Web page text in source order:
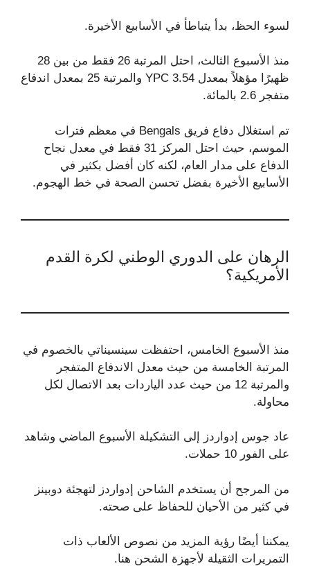
لسوء الحظ، بدأ يتباطأ في الأسابيع الأخيرة.
منذ الأسبوع الثالث، احتل المرتبة 26 فقط من بين 28
ظهيرًا مؤهلاً بمعدل 3.54 YPC والمرتبة 25 بمعدل اندفاع
متفجر 2.6 بالمائة.
تم استغلال دفاع فريق Bengals في معظم فترات
الموسم، حيث احتل المركز 31 فقط في معدل نجاح
الدفاع على مدار العام، لكنه كان أفضل بكثير في
الأسابيع الأخيرة بفضل تحسن الصحة في خط الهجوم.
الرهان على الدوري الوطني لكرة القدم
الأمريكية؟
منذ الأسبوع الخامس، احتفظت سينسيناتي بالخصوم في
المرتبة الخامسة من حيث معدل الاندفاع المتفجر
والمرتبة 12 من حيث عدد الياردات بعد الاتصال لكل
محاولة.
عاد جوس إدواردز إلى التشكيلة الأسبوع الماضي وشاهد
على الفور 10 حملات.
من المرجح أن يستخدم الشاحن إدواردز لتهجئة دوبينز
في كثير من الأحيان للحفاظ على صحته.
يمكننا أيضًا رؤية المزيد من نصوص الألعاب ذات
التمريرات الثقيلة لأجهزة الشحن هنا.